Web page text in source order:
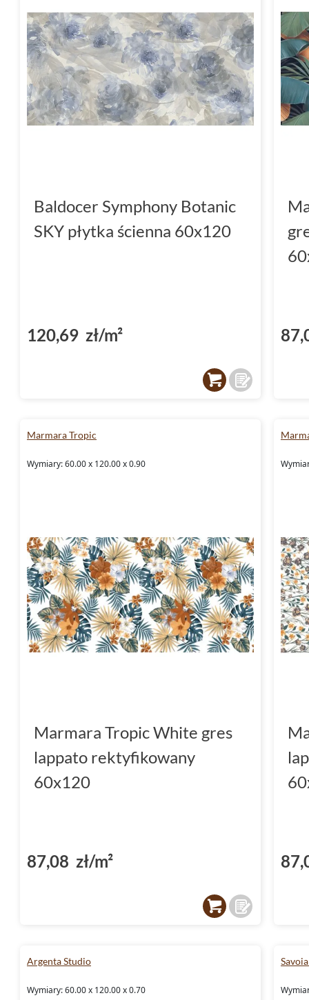
Baldocer Symphony Botanic
SKY płytka ścienna 60x120
120,69 zł/m²
Marmara Tropic
Wymiary: 60.00 x 120.00 x 0.90
Marmara Tropic White gres
lappato rektyfikowany
60x120
87,08 zł/m²
Argenta Studio
Wymiary: 60.00 x 120.00 x 0.70